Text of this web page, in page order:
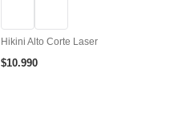
Hikini Alto Corte Laser
$10.990